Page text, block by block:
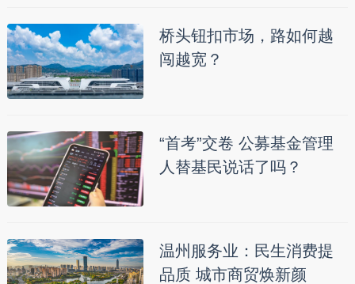
桥头钮扣市场，路如何越
闯越宽？
“首考”交卷 公募基金管理
人替基民说话了吗？
温州服务业：民生消费提
品质 城市商贸焕新颜